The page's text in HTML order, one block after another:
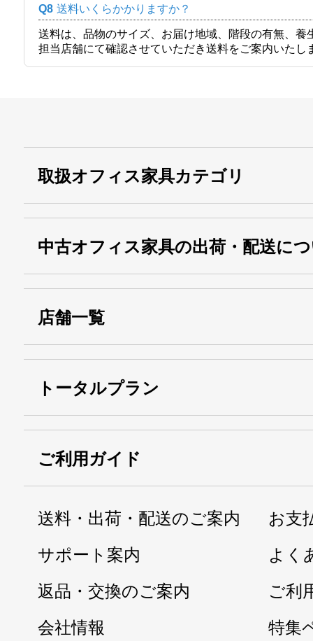
Q8 送料いくらかかりますか？
送料は、品物のサイズ、お届け地域、階段の有無、
担当店舗にて確認させていただき送料をご案内いたし
取扱オフィス家具カテゴリ
中古オフィス家具の出荷・配送に
店舗一覧
トータルプラン
ご利用ガイド
送料・出荷・配送のご案内
お支
サポート案内
よく
返品・交換のご案内
ご利
会社情報
特集